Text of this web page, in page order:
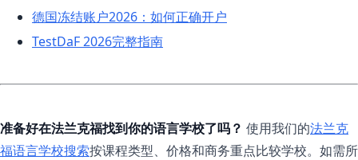
德国冻结账户2026：如何正确开户
TestDaF 2026完整指南
准备好在法兰克福找到你的语言学校了吗？ 使用我们的法兰克
福语言学校搜索按课程类型、价格和商务重点比较学校。如需所